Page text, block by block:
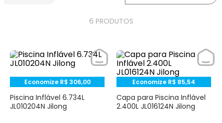
6 PRODUTOS
Economize R$ 306,00
Piscina Inflável 6.734L
JL010204N Jilong
Economize R$ 85,54
Capa para Piscina Inflável
2.400L JL016124N Jilong